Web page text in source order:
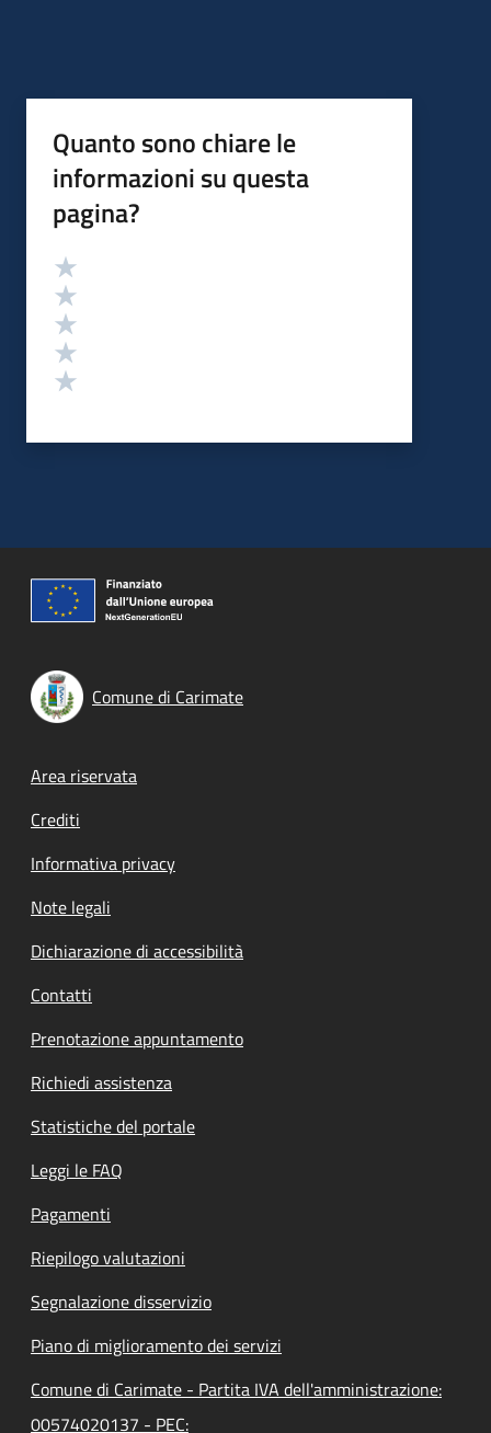
Quanto sono chiare le
informazioni su questa
pagina?
Valutazione
Comune di Carimate
Footer menu
Area riservata
Crediti
Informativa privacy
Note legali
Dichiarazione di accessibilità
Contatti
Prenotazione appuntamento
Richiedi assistenza
Statistiche del portale
Leggi le FAQ
Pagamenti
Riepilogo valutazioni
Segnalazione disservizio
Piano di miglioramento dei servizi
Comune di Carimate - Partita IVA dell'amministrazione:
00574020137 - PEC: